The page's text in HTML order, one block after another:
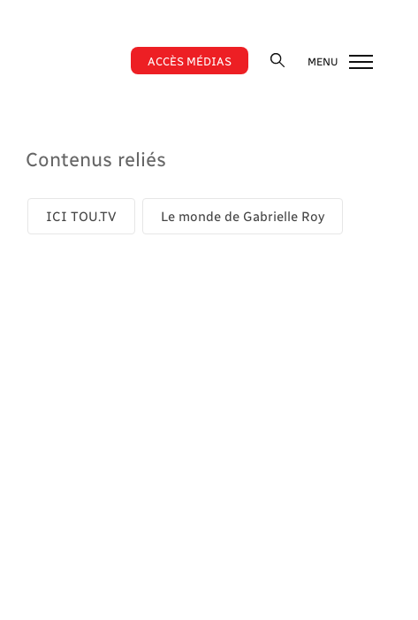
ACCÈS MÉDIAS MENU
Contenus reliés
ICI TOU.TV Le monde de Gabrielle Roy